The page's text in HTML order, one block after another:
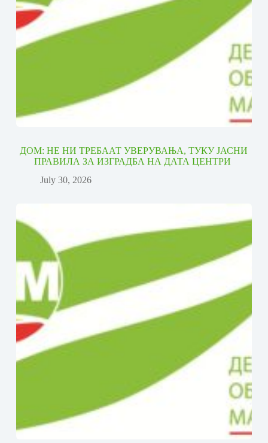
ДОМ: НЕ НИ ТРЕБААТ УВЕРУВАЊА, ТУКУ ЈАСНИ
ПРАВИЛА ЗА ИЗГРАДБА НА ДАТА ЦЕНТРИ
July 30, 2026